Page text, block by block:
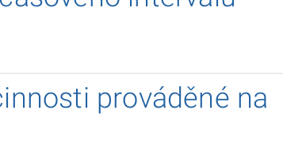
prováděné na